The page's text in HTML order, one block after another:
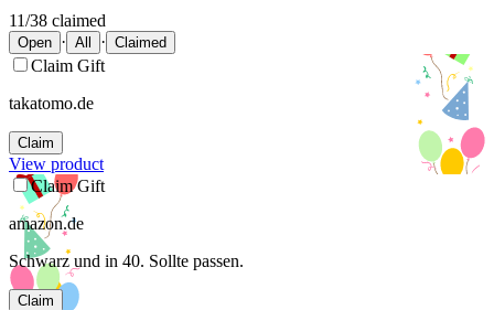
11/38 claimed
Open · All · Claimed
Claim Gift
takatomo.de
Claim
View product
Claim Gift
amazon.de
Schwarz und in 40. Sollte passen.
Claim